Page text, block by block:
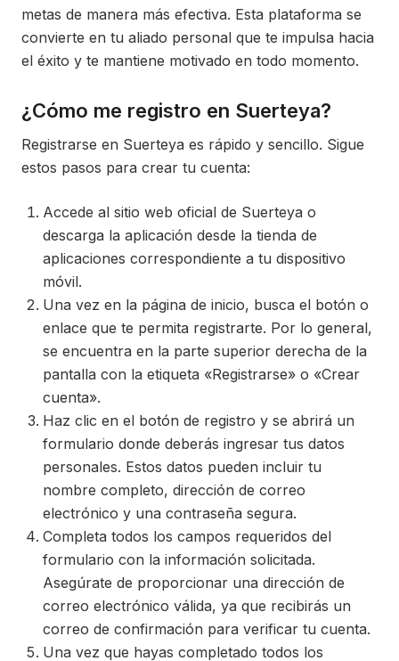
metas de manera más efectiva. Esta plataforma se
convierte en tu aliado personal que te impulsa hacia
el éxito y te mantiene motivado en todo momento.
¿Cómo me registro en Suerteya?
Registrarse en Suerteya es rápido y sencillo. Sigue
estos pasos para crear tu cuenta:
Accede al sitio web oficial de Suerteya o
descarga la aplicación desde la tienda de
aplicaciones correspondiente a tu dispositivo
móvil.
Una vez en la página de inicio, busca el botón o
enlace que te permita registrarte. Por lo general,
se encuentra en la parte superior derecha de la
pantalla con la etiqueta «Registrarse» o «Crear
cuenta».
Haz clic en el botón de registro y se abrirá un
formulario donde deberás ingresar tus datos
personales. Estos datos pueden incluir tu
nombre completo, dirección de correo
electrónico y una contraseña segura.
Completa todos los campos requeridos del
formulario con la información solicitada.
Asegúrate de proporcionar una dirección de
correo electrónico válida, ya que recibirás un
correo de confirmación para verificar tu cuenta.
Una vez que hayas completado todos los